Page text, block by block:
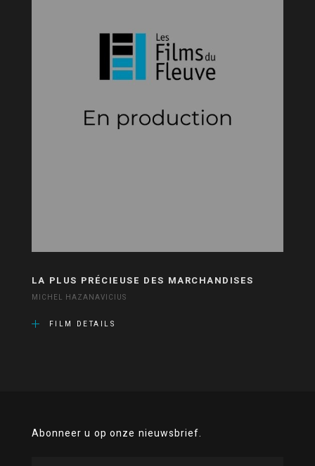
LA PLUS PRÉCIEUSE DES MARCHANDISES
MICHEL HAZANAVICIUS
FILM DETAILS
Abonneer u op onze nieuwsbrief.